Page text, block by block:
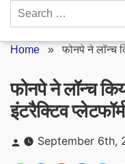
Search
Home »फोनपे ने लॉन्च
फोनपे ने लॉन्च
इंटरैक्टिव
Posted
by
September 6th,